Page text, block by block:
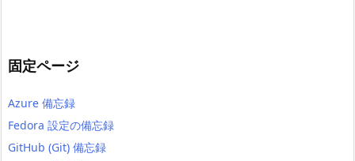
固定ページ
Azure 備忘録
Fedora 設定の備忘録
GitHub (Git) 備忘録